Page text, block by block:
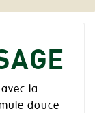
la
douce